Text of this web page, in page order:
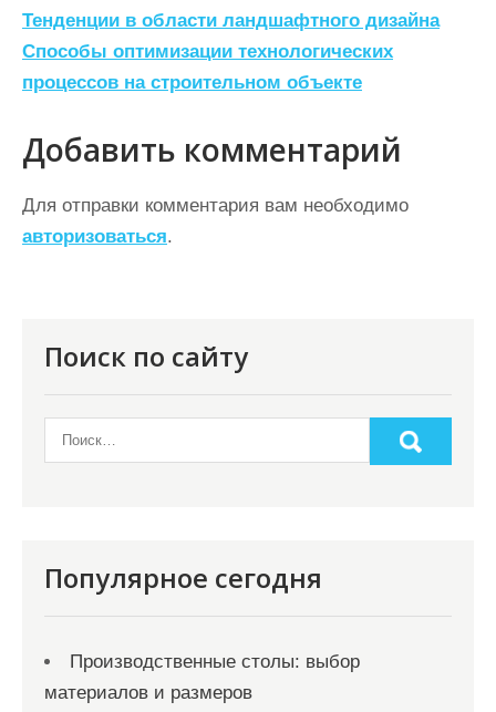
Н
а
в
и
г
а
ц
Тенденции в области ландшафтного дизайна
Способы оптимизации технологических
процессов на строительном объекте
Добавить комментарий
Для отправки комментария вам необходимо
авторизоваться.
Поиск по сайту
Популярное сегодня
Производственные столы: выбор
материалов и размеров